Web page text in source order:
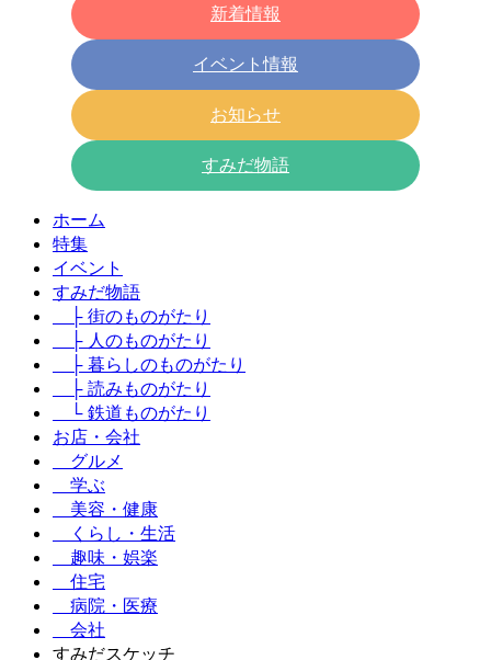
新着情報
イベント情報
お知らせ
すみだ物語
ホーム
特集
イベント
すみだ物語
├ 街のものがたり
├ 人のものがたり
├ 暮らしのものがたり
├ 読みものがたり
└ 鉄道ものがたり
お店・会社
グルメ
学ぶ
美容・健康
くらし・生活
趣味・娯楽
住宅
病院・医療
会社
すみだスケッチ